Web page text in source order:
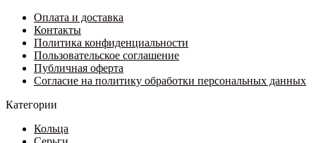
можно
выбрать
на
странице
товара.
890 ₽
61
594 ₽
Оплата и доставка
Контакты
Политика конфиденциальности
Пользовательское соглашение
Публичная оферта
Согласие на политику обработки персональных данных
Категории
Кольца